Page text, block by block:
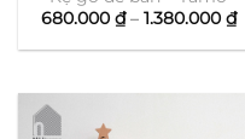
680.000 ₫ – 1.380.000 ₫